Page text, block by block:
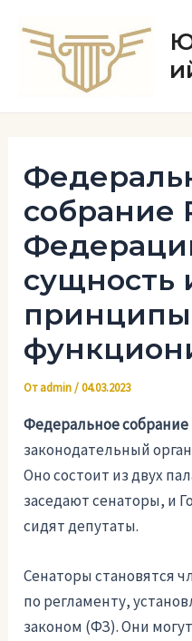
содержимому
собрание
сущность
принципы
Отadmin/04.03.2023
Федеральное собрание
законодательный
Оно состоит из двух
заседают сенаторы, и
сидят депутаты.
Сенаторы становятся
по регламенту,
законом (ФЗ). Они